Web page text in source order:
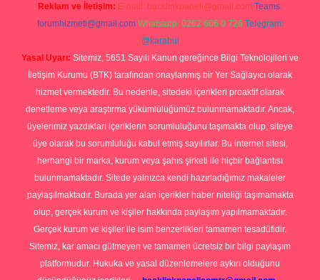
Reklam ve İletişim: E-mail: backlinkpaneli@gmail.com Teams:
forumhizmeti@gmail.com Whatsapp: 0262 606 0 726 Telegram:
@karabul
Yasal Uyarı: Sitemiz, 5651 Sayılı Kanun gereğince Bilgi Teknolojileri ve
İletişim Kurumu (BTK) tarafından onaylanmış bir Yer Sağlayıcı olarak
hizmet vermektedir. Bu nedenle, sitedeki içerikleri proaktif olarak
denetleme veya araştırma yükümlülüğümüz bulunmamaktadır. Ancak,
üyelerimiz yazdıkları içeriklerin sorumluluğunu taşımakta olup, siteye
üye olarak bu sorumluluğu kabul etmiş sayılırlar. Bu internet sitesi,
herhangi bir marka, kurum veya şahıs şirketi ile hiçbir bağlantısı
bulunmamaktadır. Sitede yalnızca kendi hazırladığımız makaleler
paylaşılmaktadır. Burada yer alan içerikler haber niteliği taşımamakta
olup, gerçek kurum ve kişiler hakkında paylaşım yapılmamaktadır.
Gerçek kurum ve kişiler ile isim benzerlikleri tamamen tesadüfidir.
Sitemiz, kar amacı gütmeyen ve tamamen ücretsiz bir bilgi paylaşım
platformudur. Hukuka ve yasal düzenlemelere aykırı olduğunu